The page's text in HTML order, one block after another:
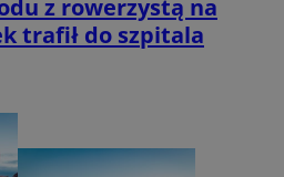
z rowerzystą na
trafił do szpitala